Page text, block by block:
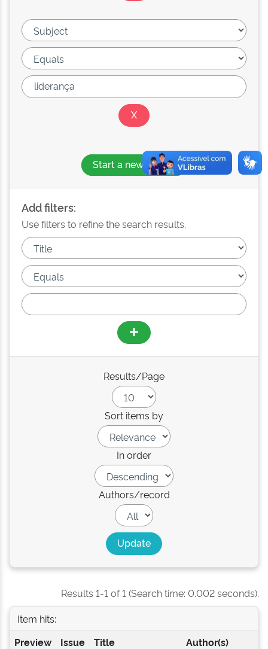
Start a new search
Add filters:
Use filters to refine the search results.
Results/Page
Sort items by
In order
Authors/record
Results 1-1 of 1 (Search time: 0.002 seconds).
Item hits:
Preview
Issue
Title Author(s)